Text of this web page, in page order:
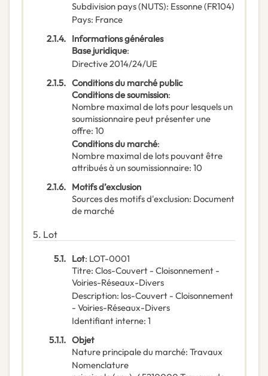
Subdivision pays (NUTS): Essonne(FR104)
Pays: France
2.1.4. Informations générales
Base juridique:
Directive 2014/24/UE
2.1.5. Conditions du marché public
Conditions de soumission:
Nombre maximal de lots pour lesquels un
soumissionnaire peut présenter une
offre: 10
Conditions du marché:
Nombre maximal de lots pouvant être
attribués à un soumissionnaire: 10
2.1.6. Motifs d’exclusion
Sources des motifs d'exclusion: Document
de marché
5. Lot
5.1. Lot: LOT-0001
Titre: Clos-Couvert - Cloisonnement -
Voiries-Réseaux-Divers
Description: los-Couvert - Cloisonnement
- Voiries-Réseaux-Divers
Identifiant interne: 1
5.1.1. Objet
Nature principale du marché: Travaux
Nomenclature